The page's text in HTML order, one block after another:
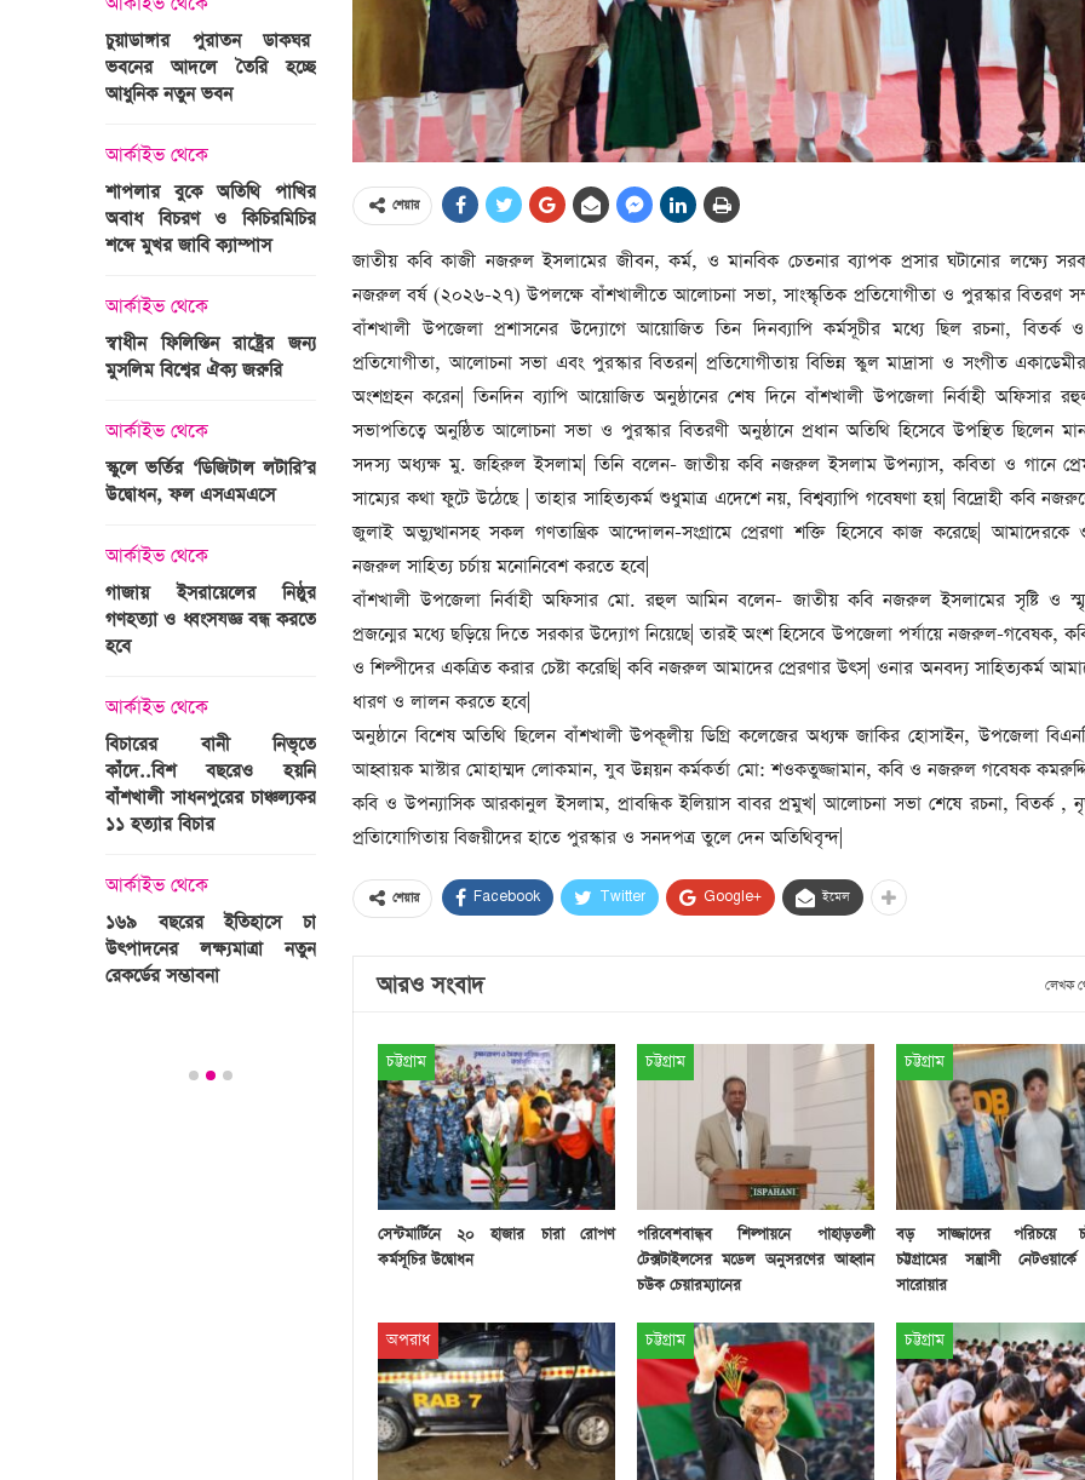
শেয়ার
জাতীয় কবি কাজী নজরুল ইসলামের জীবন, কর্ম, ও মানবিক চেতনার ব্যাপক প্রসার ঘটানোর লক্ষ্যে
নজরুল বর্ষ (২০২৬-২৭) উপলক্ষে বাঁশখালীতে আলোচনা সভা, সাংস্কৃতিক প্রতিযোগীতা ও পুরস্কার বিতরণ
বাঁশখালী উপজেলা প্রশাসনের উদ্যোগে আয়োজিত তিন দিনব্যাপি কর্মসূচীর মধ্যে ছিল রচনা, বিতর্ক ও
প্রতিযোগীতা, আলোচনা সভা এবং পুরস্কার বিতরন| প্রতিযোগীতায় বিভিন্ন স্কুল মাদ্রাসা ও সংগীত একাডেমীর
অংশগ্রহন করেন| তিনদিন ব্যাপি আয়োজিত অনুষ্ঠানের শেষ দিনে বাঁশখালী উপজেলা নির্বাহী অফিসার
সভাপতিত্বে অনুষ্ঠিত আলোচনা সভা ও পুরস্কার বিতরণী অনুষ্ঠানে প্রধান অতিথি হিসেবে উপস্থিত ছিলেন
সদস্য অধ্যক্ষ মু. জহিরুল ইসলাম| তিনি বলেন- জাতীয় কবি নজরুল ইসলাম উপন্যাস, কবিতা ও গানে
সাম্যের কথা ফুটে উঠেছে | তাহার সাহিত্যকর্ম শুধুমাত্র এদেশে নয়, বিশ্বব্যাপি গবেষণা হয়| বিদ্রোহী কবি
জুলাই অভ্যুত্থানসহ সকল গণতান্ত্রিক আন্দোলন-সংগ্রামে প্রেরণা শক্তি হিসেবে কাজ করেছে| আমাদেরকে
নজরুল সাহিত্য চর্চায় মনোনিবেশ করতে হবে|
বাঁশখালী উপজেলা নির্বাহী অফিসার মো. রহুল আমিন বলেন- জাতীয় কবি নজরুল ইসলামের সৃষ্টি ও
প্রজন্মের মধ্যে ছড়িয়ে দিতে সরকার উদ্যোগ নিয়েছে| তারই অংশ হিসেবে উপজেলা পর্যায়ে নজরুল-গবেষক,
ও শিল্পীদের একত্রিত করার চেষ্টা করেছি| কবি নজরুল আমাদের প্রেরণার উৎস| ওনার অনবদ্য সাহিত্যকর্ম
ধারণ ও লালন করতে হবে|
অনুষ্ঠানে বিশেষ অতিথি ছিলেন বাঁশখালী উপকূলীয় ডিগ্রি কলেজের অধ্যক্ষ জাকির হোসাইন, উপজেলা
আহ্বায়ক মাস্টার মোহাম্মদ লোকমান, যুব উন্নয়ন কর্মকর্তা মো: শওকতুজ্জামান, কবি ও নজরুল গবেষক
কবি ও উপন্যাসিক আরকানুল ইসলাম, প্রাবন্ধিক ইলিয়াস বাবর প্রমুখ| আলোচনা সভা শেষে রচনা, বিতর্ক ,
প্রতিাযোগিতায় বিজয়ীদের হাতে পুরস্কার ও সনদপত্র তুলে দেন অতিথিবৃন্দ|
শেয়ার Facebook Twitter Google+ ইমেল
আরও সংবাদ লেখক
চট্টগ্রাম
সেন্টমার্টিনে ২০ হাজার চারা রোপণ
কর্মসূচির উদ্বোধন
চট্টগ্রাম
পরিবেশবান্ধব শিল্পায়নে পাহাড়তলী
টেক্সটাইলসের মডেল অনুসরণের আহ্বান
চউক চেয়ারম্যানের
চট্টগ্রাম
বড় সাজ্জাদের পরিচয়ে
চট্টগ্রামের সন্ত্রাসী
সারোয়ার
অপরাধ চট্টগ্রাম চট্টগ্রাম
চুয়াডাঙ্গার পুরাতন ডাকঘর
ভবনের আদলে তৈরি হচ্ছে
আধুনিক নতুন ভবন
আর্কাইভ থেকে
শাপলার বুকে অতিথি পাখির
অবাধ বিচরণ ও কিচিরমিচির
শব্দে মুখর জাবি ক্যাম্পাস
আর্কাইভ থেকে
স্বাধীন ফিলিস্তিন রাষ্ট্রের জন্য
মুসলিম বিশ্বের ঐক্য জরুরি
আর্কাইভ থেকে
স্কুলে ভর্তির ‘ডিজিটাল লটারি’র
উদ্বোধন, ফল এসএমএসে
আর্কাইভ থেকে
গাজায় ইসরায়েলের নিষ্ঠুর
গণহত্যা ও ধ্বংসযজ্ঞ বন্ধ করতে
হবে
আর্কাইভ থেকে
বিচারের বানী নিভৃতে
কাঁদে..বিশ বছরেও হয়নি
বাঁশখালী সাধনপুরের চাঞ্চল্যকর
১১ হত্যার বিচার
আর্কাইভ থেকে
১৬৯ বছরের ইতিহাসে চা
উৎপাদনের লক্ষ্যমাত্রা নতুন
রেকর্ডের সম্ভাবনা
অপরাধ
গুলশান হলি আর্টিজান হামলা
মামলা : হাইকোর্টের রায় আজ
আন্তর্জাতিক
অজ্ঞাত বন্দুকধারীর গুলিতে
মাওলানা তারেক জামিলের
ছেলের মৃত্যু
আন্তর্জাতিক
বিশ্বকাপ ইাতহাসে সাকিবের
আরেকটি রেকর্ড
আর্কাইভ থেকে
টানেল উদ্বোধন : প্রধানমন্ত্রীর
জনসভায় যোগ দিচ্ছেন দলীয়
নেতাকর্মীরা
আর্কাইভ থেকে
ভারতজুড়ে চলছে ‘মুজিব:একটি
জাতির রূপকার ’সিনেমার
প্রচারণা
আর্কাইভ থেকে
স্বামীকে বেঁধে স্ত্রীকে গণধর্ষণ, ২
ধর্ষককে পুলিশে দিল মা-বাবা
প্রস্তুত গাবতলীর হাট
আর্কাইভ থেকে
সেহরি, ইফতার ও তারাবির
সময় নিরবচ্ছিন্ন বিদ্যুৎ রাখার
নির্দেশ: প্রধানমন্ত্রী তারেক
দেশের ১১তম প্রধানমন্ত্রী হলেন
তারেক রহমান
আর্কাইভ থেকে
নতুন মন্ত্রিসভা ৫০ সদস্যের হতে
পারে, ২৫ পূর্ণমন্ত্রী, প্রতিমন্ত্রী
২৪
আর্কাইভ থেকে
সাবেক প্রধানমন্ত্রী খালেদা
জিয়ার মৃত্যুতে ৩ দিনের রাষ্ট্রীয়
শোক, প্রজ্ঞাপন জারি
আর্কাইভ থেকে
আর নেই
আর্কাইভ থেকে
ঐতিহাসিক পাগলা
মসজিদ:দানবাক্সে মিলল রেকর্ড
৬ কোটি ৩২ লাখ টাকা